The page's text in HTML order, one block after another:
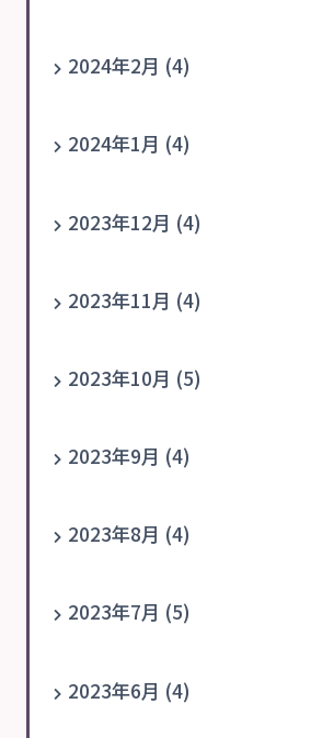
2024年2月 (4)
2024年1月 (4)
2023年12月 (4)
2023年11月 (4)
2023年10月 (5)
2023年9月 (4)
2023年8月 (4)
2023年7月 (5)
2023年6月 (4)